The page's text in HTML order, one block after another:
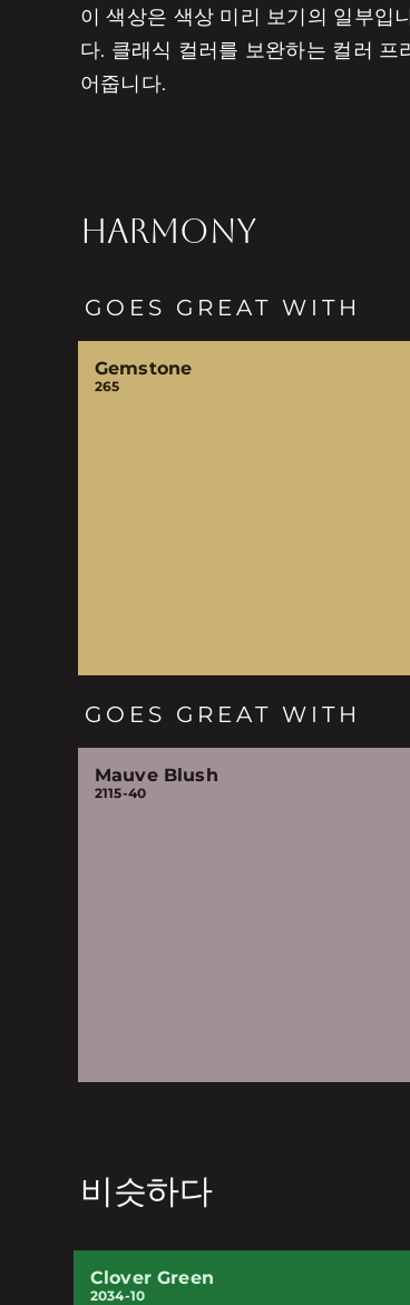
이 색상은 색상 미리 보기의 일부입
다. 클래식 컬러를 보완하는 컬러
어줍니다.
HARMONY
GOES GREAT WITH
Gemstone
265
GOES GREAT WITH
Mauve Blush
2115-40
비슷하다
Clover Green
2034-10